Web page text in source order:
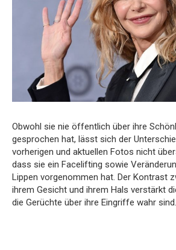
Obwohl sie nie öffentlich über ihre
gesprochen hat, lässt sich der
vorherigen und aktuellen Fotos nicht
dass sie ein Facelifting sowie
Lippen vorgenommen hat. Der Kontrast
ihrem Gesicht und ihrem Hals verstärkt
die Gerüchte über ihre Eingriffe wahr sind.